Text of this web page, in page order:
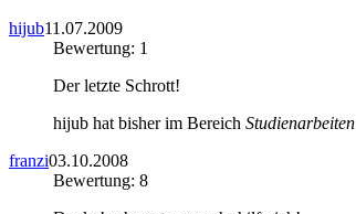
hijub11.07.2009
Bewertung: 1
Der letzte Schrott!
hijub hat bisher im Bereich Studienarbeiten
franzi03.10.2008
Bewertung: 8